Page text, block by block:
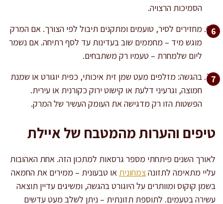
הסמיכות הרצויה.
מחזירים לסיר, טועמים ומתקנים תיבול לפי הצורך. אם המרק
מוגש מיד – מחממים שוב בעדינות עד לסף רתיחה. אם נשמר
ליום שלמחרת – טעמיו רק משתבחים.
בהגשה: מזלפים מעט שמן זית איכותי, כפית יוגורט או שמנת
חמוצה, וגרעיני דלעת או קישוט ירוק כקורנית או עירית.
הפשטות הזו רק מדגישה את העומק העשיר של המרק.
טיפים והערות מהמטבח של איילת
לאורך השנים פיתחתי מספר גרסאות למתכון הזה. אחת האהובות
עליי מתאימה לתזונהצמחונית או טבעונית – ממירים את החמאה
בשמן קוקוס ומוותרים על היוגורט בהגשה, ומשיגים עדיין תוצאה
עשירה בטעמים. לתוספת תזונתית – ניתן לשלב מעט עדשים